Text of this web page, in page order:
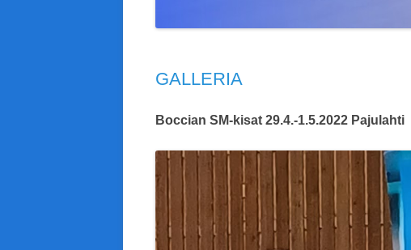
GALLERIA
Boccian SM-kisat 29.4.-1.5.2022 Pajulahti